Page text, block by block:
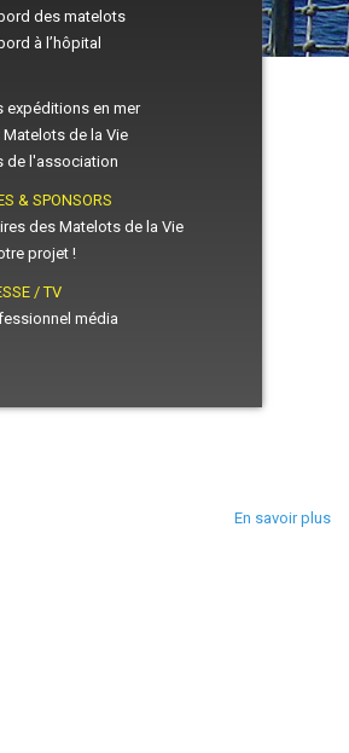
des matelots
à l’hôpital
expéditions en mer
de la Vie
de l'association
& SPONSORS
des Matelots de la Vie
projet !
/ TV
média
En savoir plus